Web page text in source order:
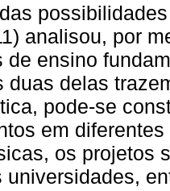
analisou, por
de ensino
duas delas
pode-se
em
os projetos
universidades,